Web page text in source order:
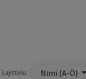
Lajittelu: Nimi (A-Ö)